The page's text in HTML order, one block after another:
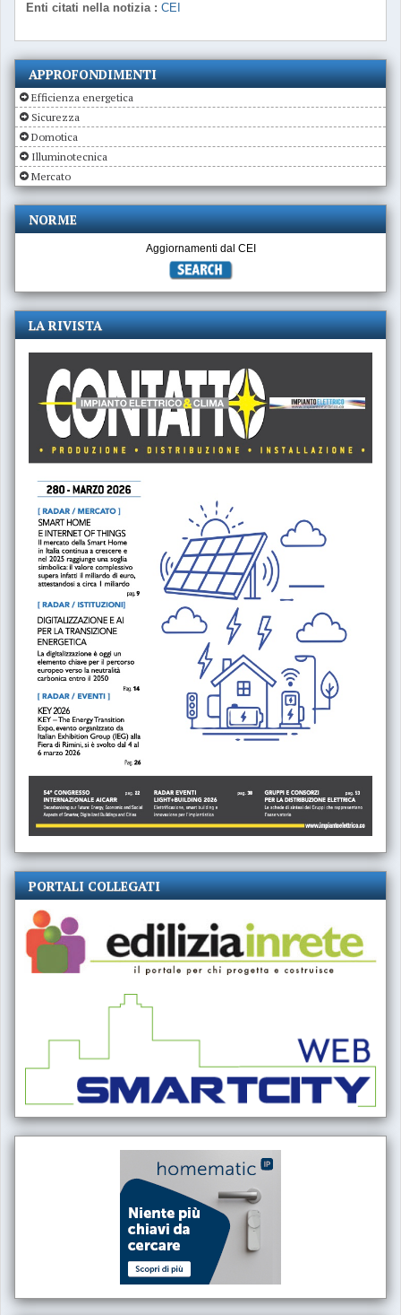
Enti citati nella notizia : CEI
APPROFONDIMENTI
Efficienza energetica
Sicurezza
Domotica
Illuminotecnica
Mercato
NORME
Aggiornamenti dal CEI
LA RIVISTA
PORTALI COLLEGATI